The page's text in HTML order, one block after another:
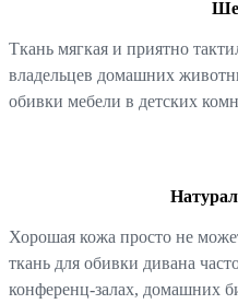
Ткань мягкая и приятно
владельцев домашних
обивки мебели в детских
Хорошая кожа просто не
ткань для обивки дивана
конференц-залах, домашних